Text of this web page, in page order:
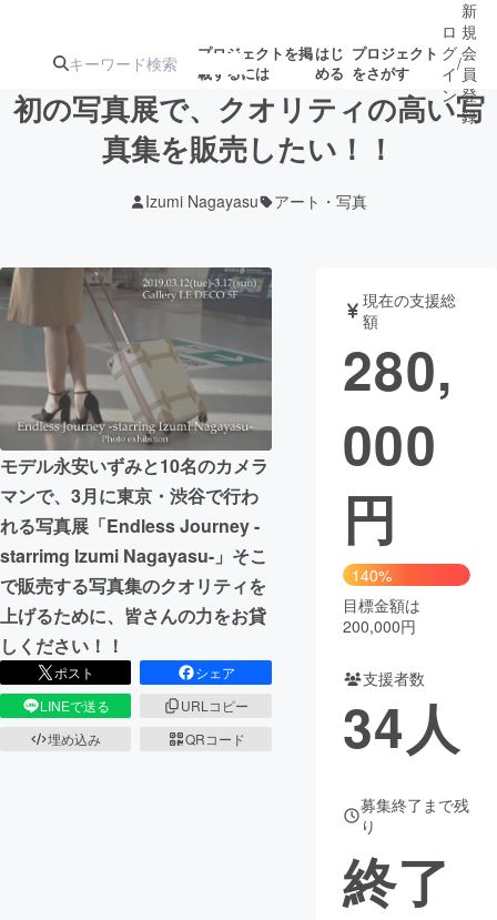
プロジェクトを掲
載するには
はじ
める
プロジェクト
をさがす
ターン
ジェクト
募集終了が近いプ
ロジェクト
アート・写真 音楽
テクノロジー・ガジェット ゲーム・サ
映像・映画
ビジネス・起業
まちづくり・地域活性化
CAMPFIRE for Social Good
CAMPFIRE Creation
CAMPFIREふるさと納税
コミュニティ
ロ
グ
イ
ン
/
新
規
会
員
登
録
初の写真展で、クオリティの高い写
真集を販売したい！！
Izumi Nagayasu アート・写真
モデル永安いずみと10名のカメラ
マンで、3月に東京・渋谷で行わ
れる写真展「Endless Journey -
starrimg Izumi Nagayasu-」そこ
で販売する写真集のクオリティを
上げるために、皆さんの力をお貸
しください！！
ポスト
シェア
LINEで送る
URLコピー
埋め込み
QRコード
現在の支援総
額
280,
000
円
140%
目標金額は
200,000円
支援者数
34人
募集終了まで残
り
終了